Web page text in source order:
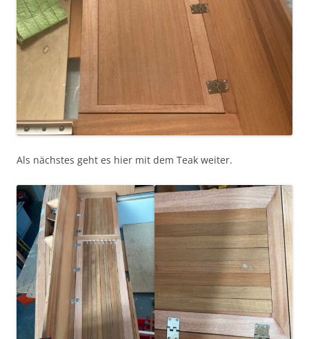
Als nächstes geht es hier mit dem Teak weiter.